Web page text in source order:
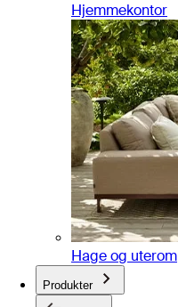
Hjemmekontor
Hage og uterom
Produkter